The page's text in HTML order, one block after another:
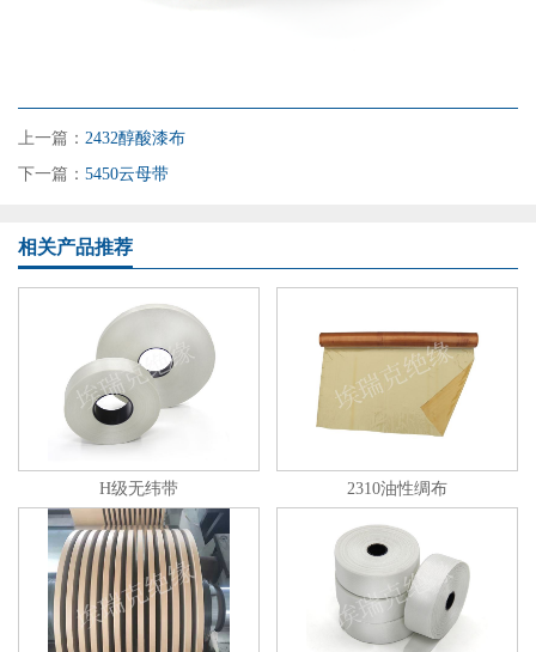
上一篇： 2432醇酸漆布
下一篇： 5450云母带
相关产品推荐
H级无纬带 2310油性绸布